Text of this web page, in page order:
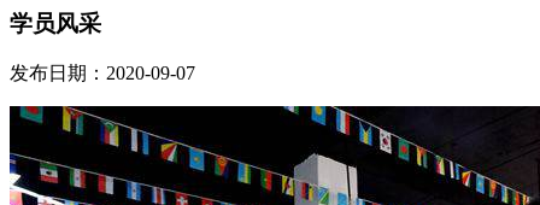
学员风采
发布日期：2020-09-07